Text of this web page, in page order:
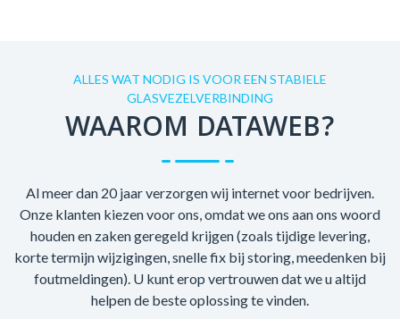
ALLES WAT NODIG IS VOOR EEN STABIELE
GLASVEZELVERBINDING
WAAROM DATAWEB?
Al meer dan 20 jaar verzorgen wij internet voor bedrijven.
Onze klanten kiezen voor ons, omdat we ons aan ons woord
houden en zaken geregeld krijgen (zoals tijdige levering,
korte termijn wijzigingen, snelle fix bij storing, meedenken bij
foutmeldingen). U kunt erop vertrouwen dat we u altijd
helpen de beste oplossing te vinden.